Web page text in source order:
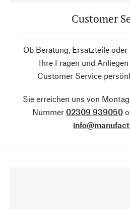
Customer
Ob Beratung, Ersatzteile
Ihre Fragen und
Customer Service
Sie erreichen uns von
Nummer 02309 939050